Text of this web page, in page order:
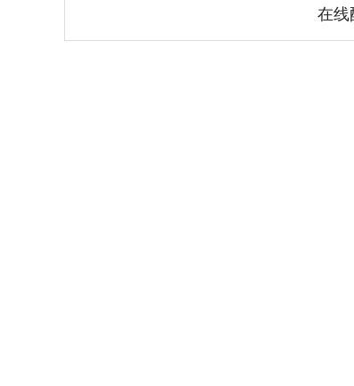
在
0.47% 深证成指 14315.78